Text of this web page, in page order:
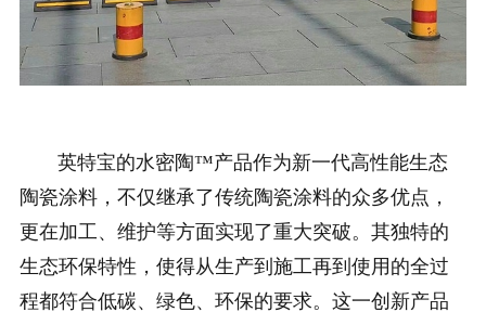
英特宝的水密陶™产品作为新一代高性能生态
陶瓷涂料，不仅继承了传统陶瓷涂料的众多优点，
更在加工、维护等方面实现了重大突破。其独特的
生态环保特性，使得从生产到施工再到使用的全过
程都符合低碳、绿色、环保的要求。这一创新产品